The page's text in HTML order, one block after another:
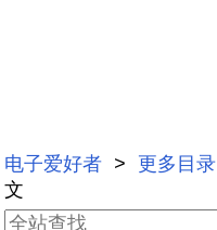
电子爱好者 > 更多目录
文